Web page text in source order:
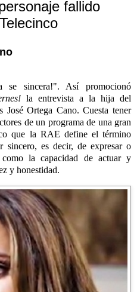
fallido
se sincera!". Así promocionó
la entrevista a la hija del
José Ortega Cano. Cuesta tener
de un programa de una gran
que la RAE define el término
sincero, es decir, de expresar o
la capacidad de actuar y
y honestidad.